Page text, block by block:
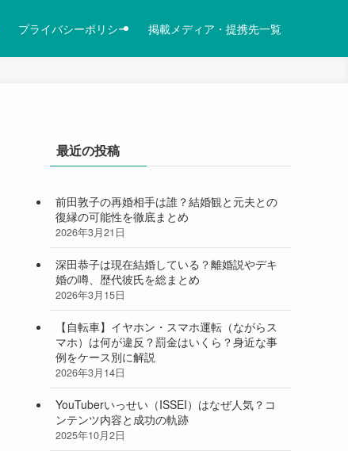
プライバシーポリシー 掲載メディア・提携先一覧
最近の投稿
前田敦子の再婚相手は誰？結婚観と元夫との
復縁の可能性を徹底まとめ
2026年3月21日
深田恭子は現在結婚している？離婚説やデキ
婚の噂、歴代彼氏を総まとめ
2026年3月15日
【自転車】イヤホン・スマホ運転（ながらス
マホ）は何が違反？罰金はいくら？身近な事
例をケース別に解説
2026年3月14日
YouTuberいっせい（ISSEI）はなぜ人気？コ
ンテンツ内容と成功の軌跡
2025年10月2日